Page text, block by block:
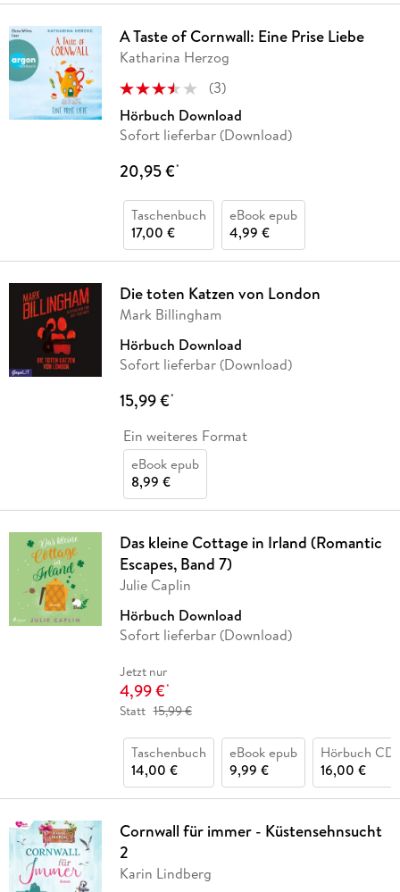
A Taste of Cornwall: Eine Prise Liebe
Katharina Herzog
(3)
Hörbuch Download
Sofort lieferbar (Download)
20,95 €*
Taschenbuch
17,00 €
eBook epub
4,99 €
Die toten Katzen von London
Mark Billingham
Hörbuch Download
Sofort lieferbar (Download)
15,99 €*
Ein weiteres Format
eBook epub
8,99 €
Das kleine Cottage in Irland (Romantic
Escapes, Band 7)
Julie Caplin
Hörbuch Download
Sofort lieferbar (Download)
Jetzt nur
4,99 €*
Statt 15,99 €
Taschenbuch
14,00 €
eBook epub
9,99 €
Hörbuch CD
16,00 €
Cornwall für immer - Küstensehnsucht
2
Karin Lindberg